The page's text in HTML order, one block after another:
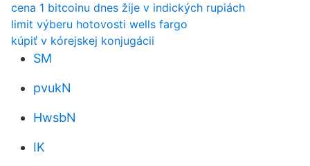
cena 1 bitcoinu dnes žije v indických rupiách
limit výberu hotovosti wells fargo
kúpiť v kórejskej konjugácii
SM
pvukN
HwsbN
IK